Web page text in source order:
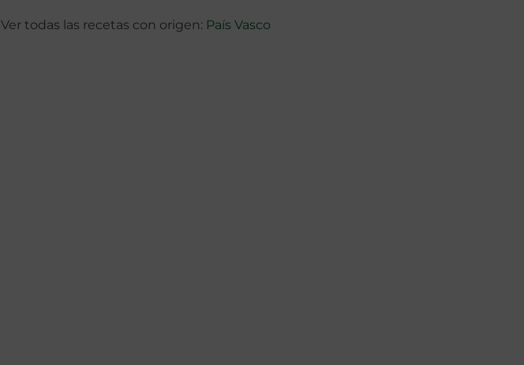
Ver todas las recetas con origen: País Vasco